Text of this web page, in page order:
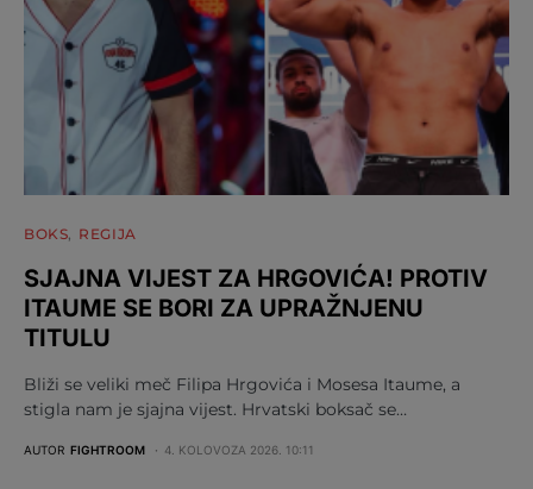
BOKS REGIJA
SJAJNA VIJEST ZA HRGOVIĆA! PROTIV
ITAUME SE BORI ZA UPRAŽNJENU
TITULU
Bliži se veliki meč Filipa Hrgovića i Mosesa Itaume, a
stigla nam je sjajna vijest. Hrvatski boksač se…
AUTOR FIGHTROOM 4. KOLOVOZA 2026. 10:11